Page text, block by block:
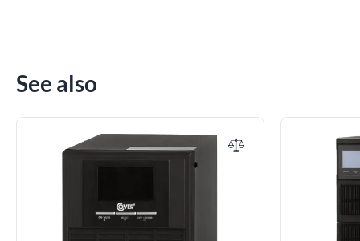
See also